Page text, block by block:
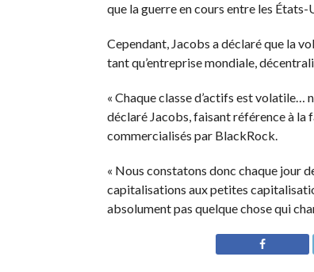
que la guerre en cours entre les États-
Cependant, Jacobs a déclaré que la
tant qu’entreprise mondiale,
« Chaque classe d’actifs est volatile…
déclaré Jacobs, faisant référence à la
commercialisés par BlackRock.
« Nous constatons donc chaque jour
capitalisations aux petites
absolument pas quelque chose qui